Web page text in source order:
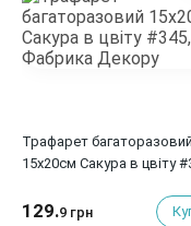
Трафарет багаторазовий
15x20см Сакура в цвіту
129.9 грн